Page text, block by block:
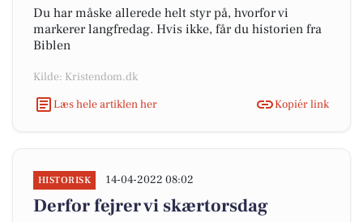
Du har måske allerede helt styr på, hvorfor vi
markerer langfredag. Hvis ikke, får du historien fra
Biblen
Kilde: Kristendom.dk
Læs hele artiklen her
Kopiér link
HISTORISK 14-04-2022 08:02
Derfor fejrer vi skærtorsdag